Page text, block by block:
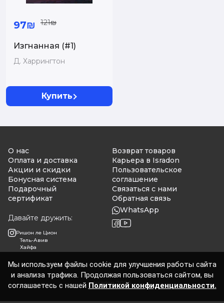
97₪ 121₪
Изгнанная (#1)
Д. Харрингтон
Купить
О нас
Оплата и доставка
Акции и скидки
Бонусная система
Подарочный
сертификат
Давайте дружить:
Ришон ле Цион
Тель-Авив
Хайфа
Возврат товаров
Карьера в Isradon
Пользовательское
соглашение
Связаться с нами
Обратная связь
WhatsApp
Isradon 2026
Мы используем файлы cookie для улучшения работы сайта
и анализа трафика. Продолжая пользоваться сайтом, вы
соглашаетесь с нашей Политикой конфиденциальности.